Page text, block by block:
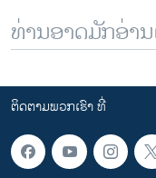
ທ່ານອາດມັກອ່າ
ຕິດຕາມພວກເຮົາ ທີ່